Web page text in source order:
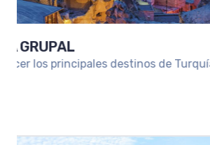
LA HABANA, CAYO
Descanso y relax en las playas